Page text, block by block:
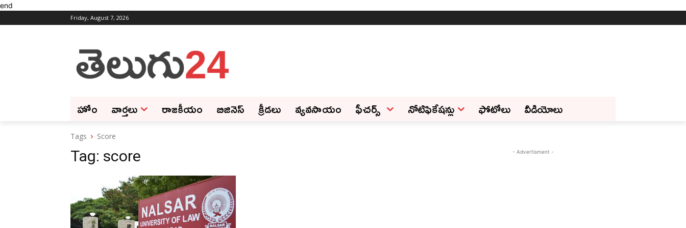
end
Friday, August 7, 2026
హోం వార్తలు రాజకీయం బిజినెస్‌ క్రీడలు వ్యవసాయం ఫీచ‌ర్స్ ‌ నోటిఫికేషన్లు ఫోటోలు వీడియోలు
Tags Score
Tag: score - Advertisment -